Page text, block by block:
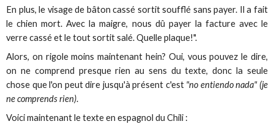
En plus, le visage de bâton cassé sortit soufflé sans payer. Il a fait
le chien mort. Avec la maigre, nous dû payer la facture avec le
verre cassé et le tout sortit salé. Quelle plaque!".
Alors, on rigole moins maintenant hein? Oui, vous pouvez le dire,
on ne comprend presque rien au sens du texte, donc la seule
chose que l'on peut dire jusqu'à présent c'est"no entiendo nada" (je
ne comprends rien).
Voici maintenant le texte en espagnol du Chili :